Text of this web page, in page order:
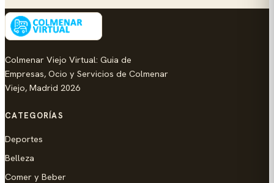
Colmenar Viejo Virtual: Guia de
Empresas, Ocio y Servicios de Colmenar
Viejo, Madrid 2026
CATEGORÍAS
Deportes
Belleza
Comer y Beber